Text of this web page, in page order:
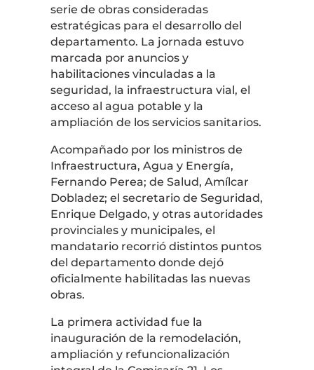
serie de obras consideradas
estratégicas para el desarrollo del
departamento. La jornada estuvo
marcada por anuncios y
habilitaciones vinculadas a la
seguridad, la infraestructura vial, el
acceso al agua potable y la
ampliación de los servicios sanitarios.
Acompañado por los ministros de
Infraestructura, Agua y Energía,
Fernando Perea; de Salud, Amílcar
Dobladez; el secretario de Seguridad,
Enrique Delgado, y otras autoridades
provinciales y municipales, el
mandatario recorrió distintos puntos
del departamento donde dejó
oficialmente habilitadas las nuevas
obras.
La primera actividad fue la
inauguración de la remodelación,
ampliación y refuncionalización